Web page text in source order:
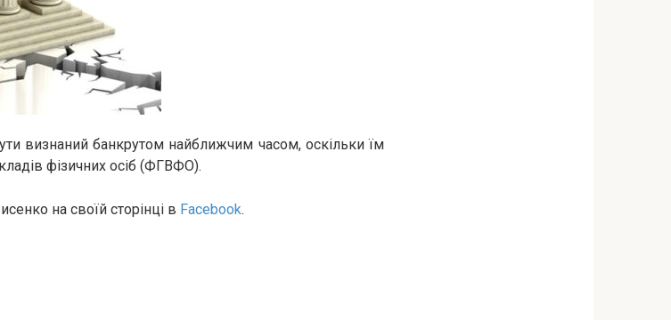
визнаний банкрутом найближчим часом, оскільки їм
фізичних осіб (ФГВФО).
на своїй сторінці в Facebook.